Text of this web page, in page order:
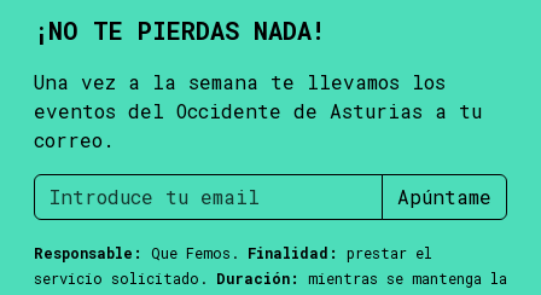
¡NO TE PIERDAS NADA!
Una vez a la semana te llevamos los
eventos del Occidente de Asturias a tu
correo.
Apúntame
Responsable: Que Femos. Finalidad:
prestar el
servicio solicitado. Duración:
mientras se mantenga la